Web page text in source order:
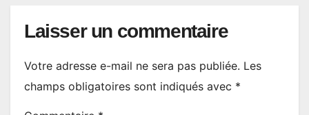
Laisser un commentaire
Votre adresse e-mail ne sera pas publiée. Les
champs obligatoires sont indiqués avec *